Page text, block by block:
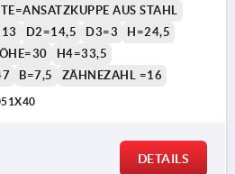
AUS STAHL
D2=14,5 D3=3
H=24,5
H4=33,5
B=7,5 ZÄHNEZAHL =16
DETAILS